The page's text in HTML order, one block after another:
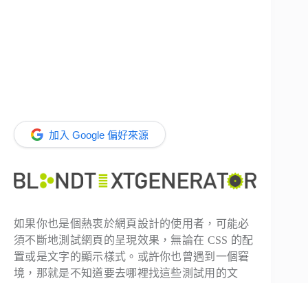
加入 Google 偏好來源
如果你也是個熱衷於網頁設計的使用者，可能必
須不斷地測試網頁的呈現效果，無論在 CSS 的配
置或是文字的顯示樣式。或許你也曾遇到一個窘
境，那就是不知道要去哪裡找這些測試用的文